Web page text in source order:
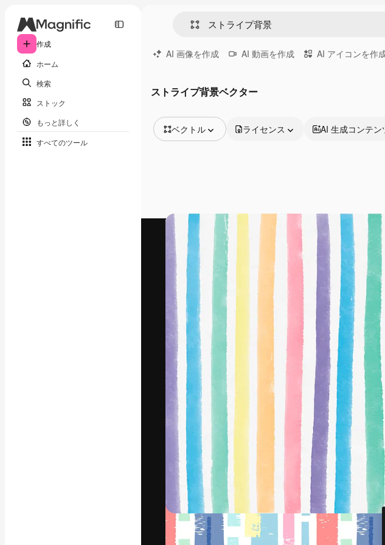
作成
ホーム
検索
ストック
もっと詳しく
すべてのツール
AI 画像を作成 AI 動画を作成 AI アイコンを作
ストライプ背景ベクター
ベクトル
動画
映像素材
モーショングラフィックス
動画テンプレート
アイコン
3D モデル
フォント
ライセンス AI 生成コンテン
最高のクリエイティブ制作を導くためのプラ
ットフォーム。クリエイター、企業、代理
店、スタジオを含む100万人以上が利用して
います。
ツ
Copyright © 2010- Freepik Company S.L.U.